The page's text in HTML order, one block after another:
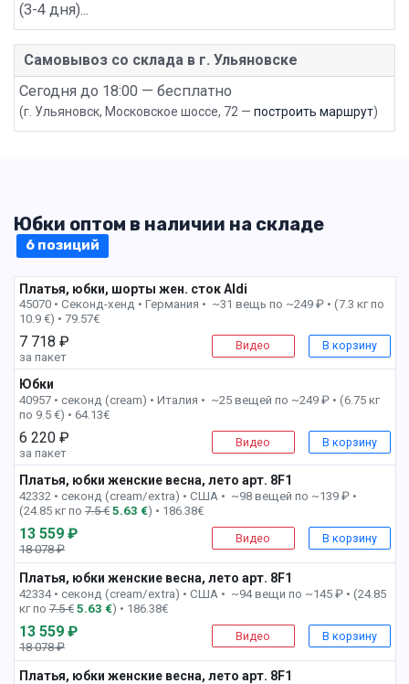
(3-4 дня)...
Самовывоз со склада в г. Ульяновске
Сегодня до 18:00 — бесплатно
(г. Ульяновск, Московское шоссе, 72 — построить маршрут)
Юбки оптом в наличии на складе
6 позиций
Платья, юбки, шорты жен. сток Aldi
45070 • Секонд-хенд • Германия • ~31 вещь по ~249 ₽ • (7.3 кг по
10.9 €) • 79.57€
7 718 ₽
за пакет
Видео В корзину
Юбки
40957 • секонд (cream) • Италия • ~25 вещей по ~249 ₽ • (6.75 кг
по 9.5 €) • 64.13€
6 220 ₽
за пакет
Видео В корзину
Платья, юбки женские весна, лето арт. 8F1
42332 • секонд (cream/extra) • США • ~98 вещей по ~139 ₽ •
(24.85 кг по 7.5 € 5.63 €) • 186.38€
13 559 ₽
18 078 ₽
Видео В корзину
Платья, юбки женские весна, лето арт. 8F1
42334 • секонд (cream/extra) • США • ~94 вещи по ~145 ₽ • (24.85
кг по 7.5 € 5.63 €) • 186.38€
13 559 ₽
18 078 ₽
Видео В корзину
Платья, юбки женские весна, лето арт. 8F1